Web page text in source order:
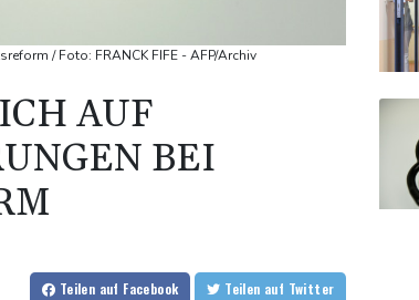
/ Foto: FRANCK FIFE - AFP/Archiv
AUF
BEI
Teilen auf Facebook Teilen auf Twitter